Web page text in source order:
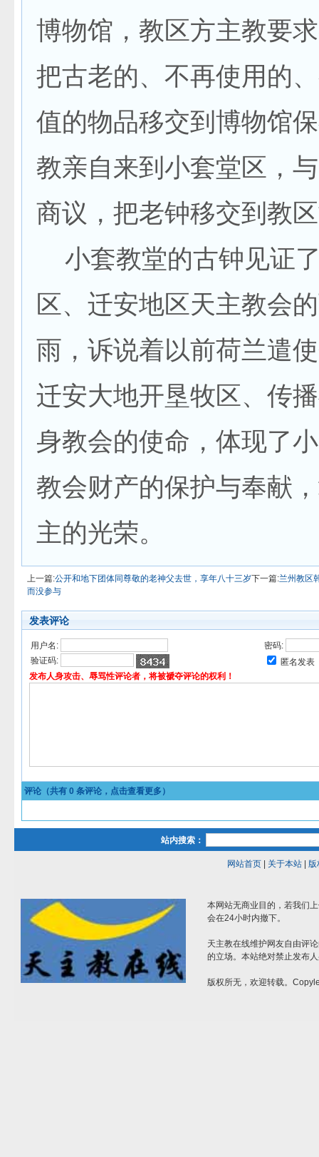
博物馆，教区方主教要
把古老的、不再使用的
值的物品移交到博物馆
教亲自来到小套堂区，
商议，把老钟移交到教
小套教堂的古钟见证
区、迁安地区天主教会
雨，诉说着以前荷兰遣
迁安大地开垦牧区、传
身教会的使命，体现了
教会财产的保护与奉献
主的光荣。
上一篇:公开和地下团体同尊敬的老神父去世，享年八十三岁下一篇:兰州教区
而没参与
发表评论
用户名:
密码:
验证码:
匿名发表
发布人身攻击、辱骂性评论者，将被褫夺评论的权利！
评论（共有 0 条评论，点击查看更多）
站内搜索：
网站首页| 关于本站| 版
本网站无商业目的，若我们
会在24小时内撤下。
天主教在线维护网友自由评
的立场。本站绝对禁止发布
版权所无，欢迎转载。